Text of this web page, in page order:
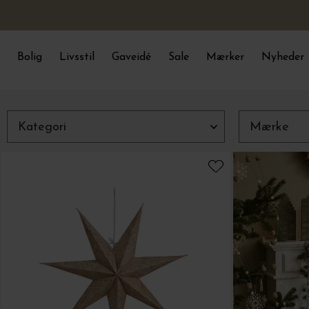
Bolig Livsstil Gaveidé Sale Mærker Nyheder
Kategori Mærke